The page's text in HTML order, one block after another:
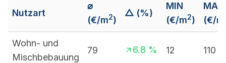
Nutzart
⌀
(€/m2)
△ (%)
MIN
(€/m2)
MAX
(€/m
Wohn- und
Mischbebauung
79 6.8 % 12 110